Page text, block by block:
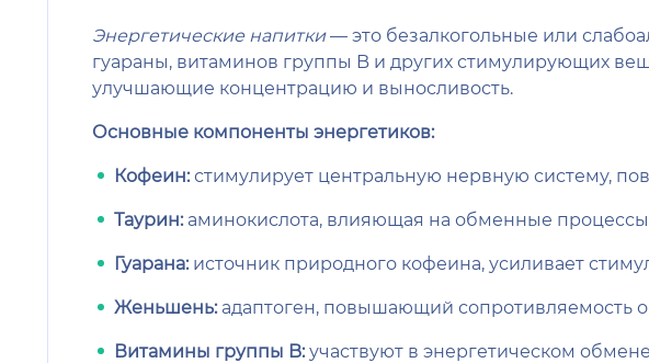
Энергетические напитки— это безалкогольные или
гуараны, витаминов группы B и других стимулирующих
улучшающие концентрацию и выносливость.
Основные компоненты энергетиков:
Кофеин:стимулирует центральную нервную систему,
Таурин:аминокислота, влияющая на обменные процессы
Гуарана:источник природного кофеина, усиливает
Женьшень:адаптоген, повышающий сопротивляемость
Витамины группы B:участвуют в энергетическом